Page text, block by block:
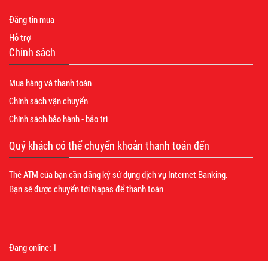
Đăng tin mua
Hỗ trợ
Chính sách
Mua hàng và thanh toán
Chính sách vận chuyển
Chính sách bảo hành - bảo trì
Quý khách có thể chuyển khoản thanh toán đến
Thẻ ATM của bạn cần đăng ký sử dụng dịch vụ Internet Banking.
Bạn sẽ được chuyển tới Napas để thanh toán
Đang online: 1